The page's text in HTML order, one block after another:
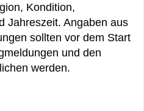
Kondition,
Jahreszeit. Angaben aus
sollten vor dem Start
und den
werden.